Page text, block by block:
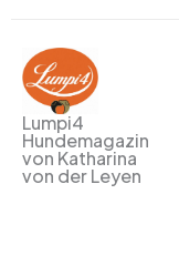
Lumpi4
Hundemagazin
von Katharina
von der Leyen